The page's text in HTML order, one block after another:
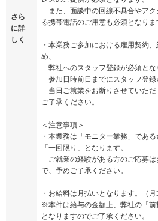
さら
に詳
しく
また、面談中の回線不具合やア
る携帯電話のご用意も必須となりま
・本業務ご参加における雇用契約
め、
弊社へのスタッフ登録が必須とな
参加日時前日までにスタッフ登録
当日ご就業をお断りさせていた
ご了承ください。
＜注意事項＞
・本業務は「モニター業務」であ
「一回限り」となります。
ご就業の経験がある方のご応募
で、予めご了承ください。
・お給料は月払いとなります。（
※本件は給与の金額上、弊社の「
となりますのでご了承ください。